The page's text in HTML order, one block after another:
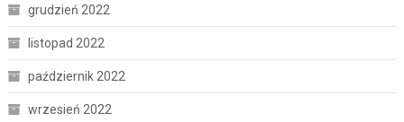
grudzień 2022
listopad 2022
październik 2022
wrzesień 2022